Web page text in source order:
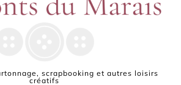
scrapbooking et autres loisirs
créatifs